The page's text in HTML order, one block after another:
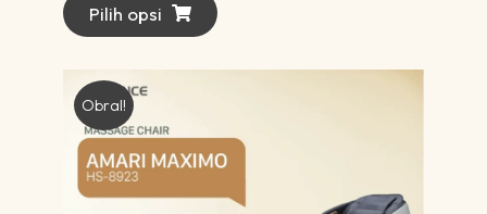
Pilih opsi
Obral!